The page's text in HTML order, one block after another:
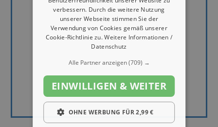
verbessern. Durch die weitere Nutzung
unserer Webseite stimmen Sie der
Verwendung von Cookies gemäß unserer
Cookie-Richtlinie zu.Weitere Informationen /
Datenschutz
Alle Partner anzeigen(709) →
EINWILLIGEN & WEITER
OHNE WERBUNG FÜR 2,99 €